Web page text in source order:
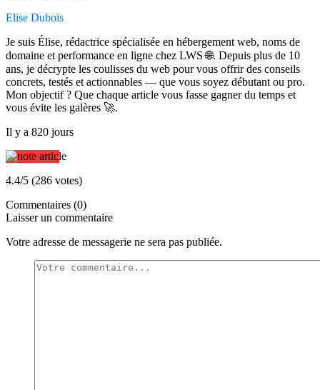
Elise Dubois
Je suis Élise, rédactrice spécialisée en hébergement web, noms de
domaine et performance en ligne chez LWS 🌐. Depuis plus de 10
ans, je décrypte les coulisses du web pour vous offrir des conseils
concrets, testés et actionnables — que vous soyez débutant ou pro.
Mon objectif ? Que chaque article vous fasse gagner du temps et
vous évite les galères 🚀.
Il y a 820 jours
4.4/5 (286 votes)
Commentaires (0)
Laisser un commentaire
Votre adresse de messagerie ne sera pas publiée.